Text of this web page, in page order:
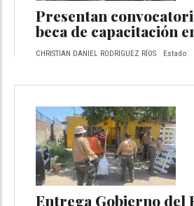
Presentan
beca de capacitación
CHRISTIAN DANIEL RODRIGUEZ RÍOS Estado
Entrega Gobierno del